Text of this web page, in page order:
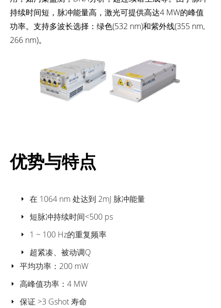
持续时间短，脉冲能量高，激光可提供高达4 MW的峰值
功率。支持多波长选择：绿色(532 nm)和紫外线(355 nm,
266 nm)。
优势与特点
在 1064 nm 处达到 2mJ 脉冲能量
短脉冲持续时间<500 ps
1 ~ 100 Hz的重复频率
超紧凑、被动调Q
平均功率：200 mW
高峰值功率：4 MW
保证 >3 Gshot 寿命